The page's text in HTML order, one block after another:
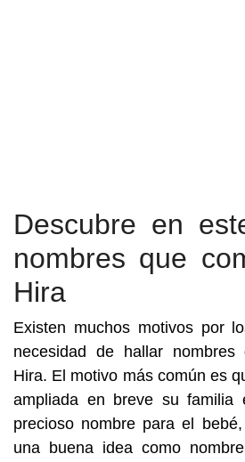
Descubre en
nombres que
Hira
Existen muchos motivos por
necesidad de hallar nombres
Hira. El motivo más común es
ampliada en breve su familia
precioso nombre para el
una buena idea como